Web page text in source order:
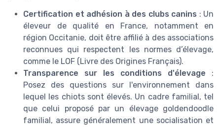
Certification et adhésion à des clubs canins : Un
éleveur de qualité en France, notamment en
région Occitanie, doit être affilié à des associations
reconnues qui respectent les normes d’élevage,
comme le LOF (Livre des Origines Français).
Transparence sur les conditions d'élevage :
Posez des questions sur l'environnement dans
lequel les chiots sont élevés. Un cadre familial, tel
que celui proposé par un élevage goldendoodle
familial, assure généralement une socialisation et